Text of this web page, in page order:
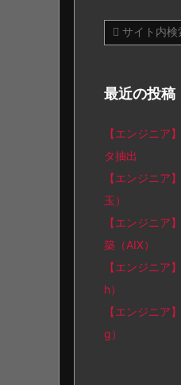
最近の投稿
【エンジニア
タ抽出
【エンジニア
玉）
【エンジニア
築（AIX）
【エンジニア
h）
【エンジニア
g）